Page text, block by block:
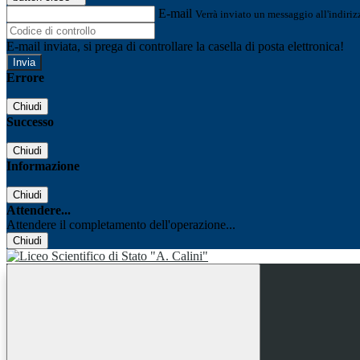
E-mail Verrà inviato un messaggio
E-mail inviata, si prega di controllare la casella di posta elettronica!
Errore
Chiudi
Successo
Chiudi
Informazione
Chiudi
Attendere...
Attendere il completamento dell'operazione...
Chiudi